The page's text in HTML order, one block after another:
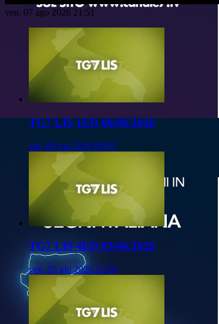
ven, 07 ago 2026 21:51
TG7 LIS 1ED 06/06/2026
sab, 06 giu 2026 09:50
TG7 LIS 4ED 05/06/2026
ven, 05 giu 2026 23:50